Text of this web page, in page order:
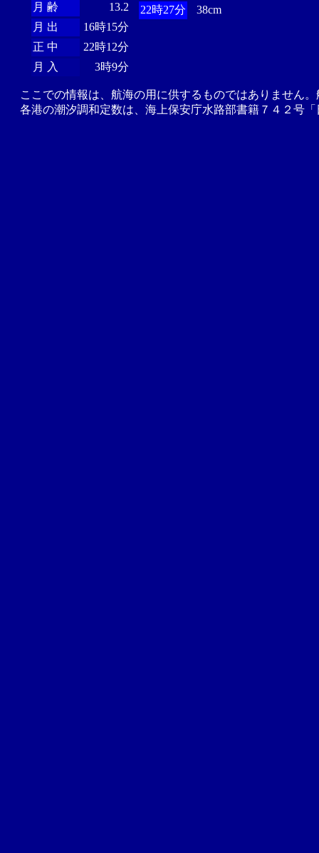
月 齢
13.2
月 出
16時15分
正 中
22時12分
月 入
3時9分
22時27分
38cm
ここでの情報は、航海の用に供するものではありません
各港の潮汐調和定数は、海上保安庁水路部書籍７４２号